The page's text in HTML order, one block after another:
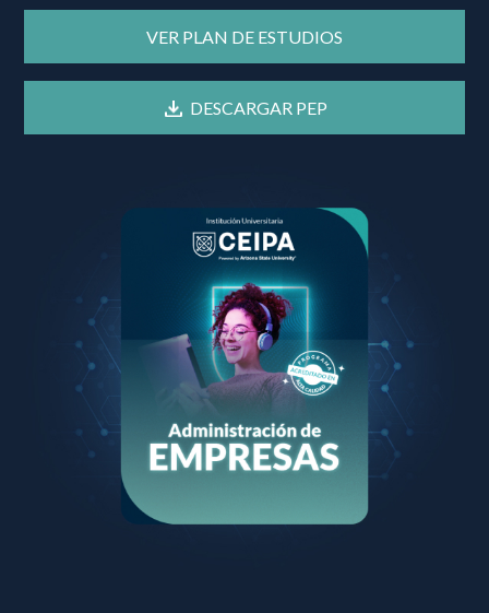
VER PLAN DE ESTUDIOS
DESCARGAR PEP